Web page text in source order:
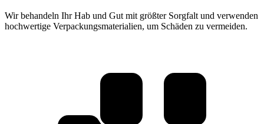
Wir behandeln Ihr Hab und Gut mit größter Sorgfalt und verwenden
hochwertige Verpackungsmaterialien, um Schäden zu vermeiden.